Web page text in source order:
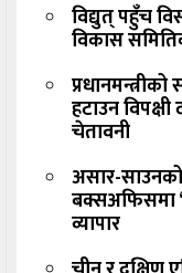
विद्युत् पहुँच
विकास
हटाउन
चेतावनी
असार-
बक्सअफिसमा
व्यापार